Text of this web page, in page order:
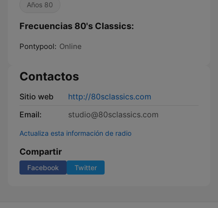
Años 80
Frecuencias 80's Classics:
Pontypool: Online
Contactos
Sitio web
http://80sclassics.com
Email:
studio@80sclassics.com
Actualiza esta información de radio
Compartir
Facebook Twitter